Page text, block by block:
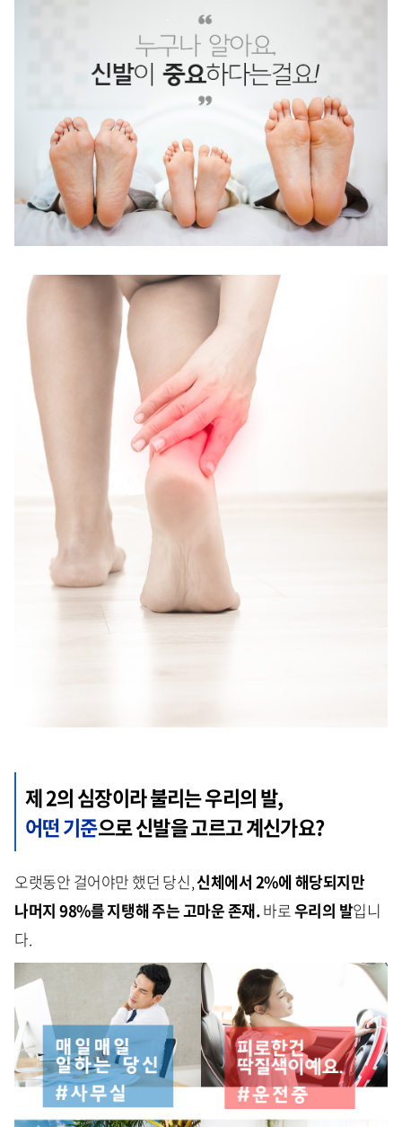
제 2의 심장이라 불리는 우리의 발,
어떤 기준으로 신발을 고르고 계신가요?
오랫동안 걸어야만 했던 당신,신체에서 2%에 해당되지만
나머지 98%를 지탱해 주는 고마운 존재.바로우리의 발입니
다.